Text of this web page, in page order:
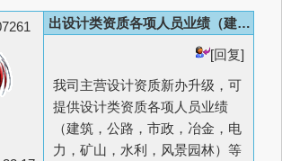
出设计类资质各项人员业绩（建筑，公路，市政，冶金，电力）等
[回复]
我司主营设计资质新办升级，可
提供设计类资质各项人员业绩
（建筑，公路，市政，冶金，电
力，矿山，水利，风景园林）等